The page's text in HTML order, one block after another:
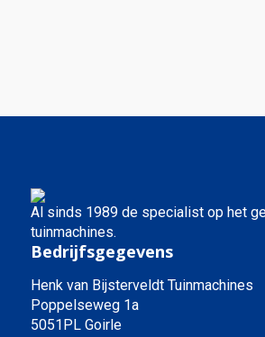
Al sinds 1989 de specialist op het
tuinmachines.
Bedrijfsgegevens
Henk van Bijsterveldt Tuinmachines
Poppelseweg 1a
5051PL Goirle